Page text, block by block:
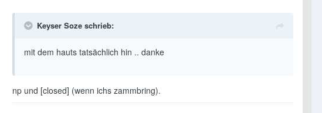
Keyser Soze schrieb:
mit dem hauts tatsächlich hin .. danke
np und [closed] (wenn ichs zammbring).